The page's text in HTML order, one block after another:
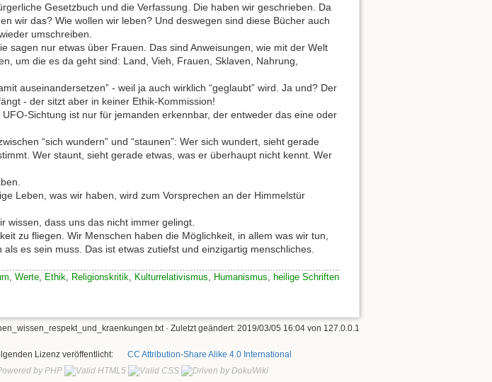
Gesetzbuch und die Verfassung. Die haben wir geschrieben. Da
wir das? Wie wollen wir leben? Und deswegen sind diese Bücher auch
umschreiben.
sagen nur etwas über Frauen. Das sind Anweisungen, wie mit der Welt
um die es da geht sind: Land, Vieh, Frauen, Sklaven, Nahrung,
auseinandersetzen” - weil ja auch wirklich “geglaubt” wird. Ja und? Der
- der sitzt aber in keiner Ethik-Kommission!
Sichtung ist nur für jemanden erkennbar, der entweder das eine oder
“sich wundern” und “staunen”: Wer sich wundert, sieht gerade
Wer staunt, sieht gerade etwas, was er überhaupt nicht kennt. Wer
Leben, was wir haben, wird zum Vorsprechen an der Himmelstür
wissen, dass uns das nicht immer gelingt.
zu fliegen. Wir Menschen haben die Möglichkeit, in allem was wir tun,
es sein muss. Das ist etwas zutiefst und einzigartig menschliches.
, Werte, Ethik, Religionskritik, Kulturrelativismus, Humanismus, heilige Schriften
· Zuletzt geändert: 2019/03/05 16:04 von 127.0.0.1
Lizenz veröffentlicht: CC Attribution-Share Alike 4.0 International